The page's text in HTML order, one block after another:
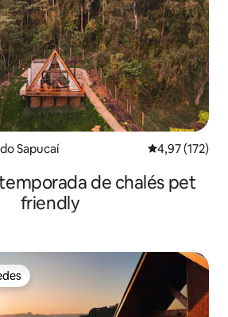
Sapucaí 4,97 de uma
4,97 (172)
de chalés pet
friendly